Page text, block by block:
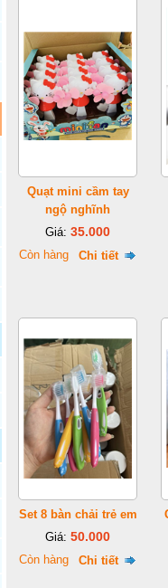
Quạt mini cầm tay
ngộ nghĩnh
Giá: 35.000
Còn hàng Chi tiết
Set 8 bàn chải trẻ em
Giá: 50.000
Còn hàng Chi tiết